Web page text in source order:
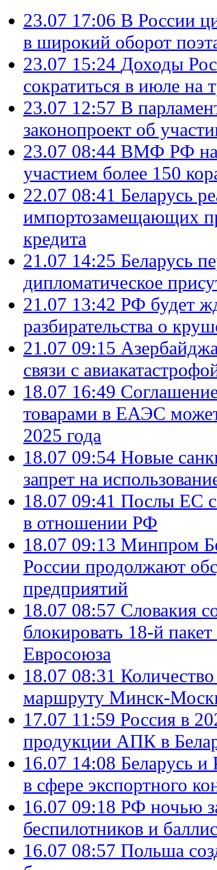
23.07 17:06 В России
в широкий оборот
23.07 15:24 Доходы
сократиться в июле на
23.07 12:57 В
законопроект об
23.07 08:44 ВМФ РФ
участием более 150
22.07 08:41 Беларусь
импортозамещающих
кредита
21.07 14:25 Беларусь
дипломатическое
21.07 13:42 РФ будет
разбирательства о
21.07 09:15
связи с
18.07 16:49
товарами в ЕАЭС
2025 года
18.07 09:54 Новые
запрет на
18.07 09:41 Послы ЕС
в отношении РФ
18.07 09:13 Минпром
России продолжают
предприятий
18.07 08:57 Словакия
блокировать 18-й
Евросоюза
18.07 08:31
маршруту Минск-
17.07 11:59 Россия в
продукции АПК в
16.07 14:08 Беларусь и
в сфере экспортного
16.07 09:18 РФ ночью
беспилотников и
16.07 08:57 Польша